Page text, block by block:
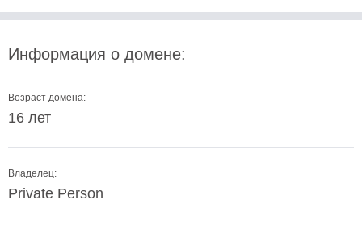
Информация о домене:
Возраст домена:
16 лет
Владелец:
Private Person